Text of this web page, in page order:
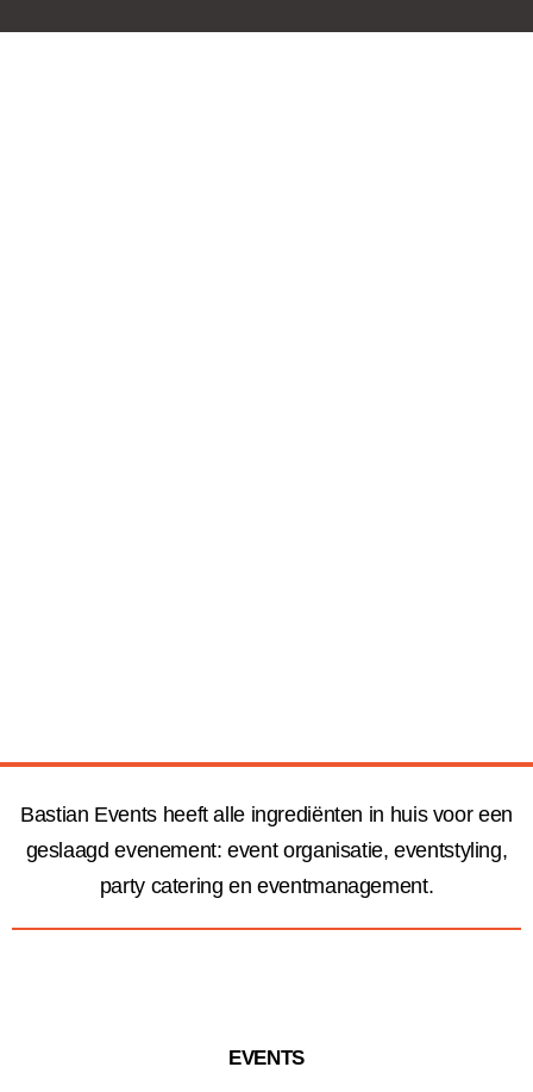
Bastian Events heeft alle ingrediënten in huis voor een
geslaagd evenement: event organisatie, eventstyling,
party catering en eventmanagement.
EVENTS